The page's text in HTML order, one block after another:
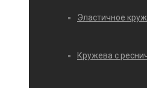
Эластичное
Кружева с